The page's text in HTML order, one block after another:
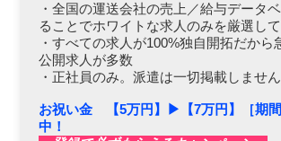
・全国の運送会社の売上／給与データ
ることでホワイトな求人のみを厳選し
・すべての求人が100%独自開拓だから
公開求人が多数
・正社員のみ。派遣は一切掲載しません
お祝い金 【5万円】▶︎【7万円】［期
中！